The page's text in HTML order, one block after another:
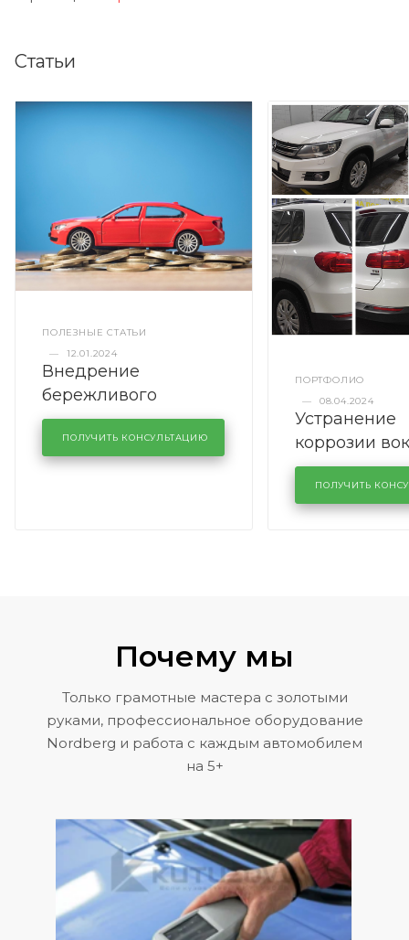
Статьи
ПОЛЕЗНЫЕ СТАТЬИ
—
12.01.2024
Внедрение
бережливого
производства в
кузовном сервисе
KUTUZOVV
ПОЛУЧИТЬ КОНСУЛЬТАЦИЮ
ПОРТФОЛИО
—
08.04.2024
Устранение
коррозии
лобового
районе
Volkswagen
ПОЛУЧИТЬ
Почему мы
Только грамотные мастера с золотыми
руками, профессиональное оборудование
Nordberg и работа с каждым автомобилем
на 5+